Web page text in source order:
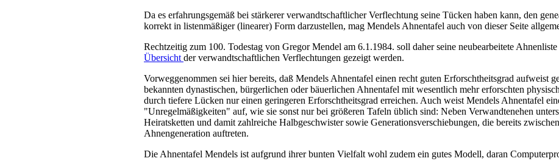
Da es erfahrungsgemäß bei stärkerer verwandtschaftlicher Verflechtung seine Tücken haben kann, den
korrekt in listenmäßiger (linearer) Form darzustellen, mag Mendels Ahnentafel auch von dieser Seite
Rechtzeitig zum 100. Todestag von Gregor Mendel am 6.1.1984. soll daher seine neubearbeitete
Übersicht der verwandtschaftlichen Verflechtungen gezeigt werden.
Vorweggenommen sei hier bereits, daß Mendels Ahnentafel einen recht guten Erforschtheitsgrad aufweist
bekannten dynastischen, bürgerlichen oder bäuerlichen Ahnentafel mit wesentlich mehr erforschten
durch tiefere Lücken nur einen geringeren Erforschtheitsgrad erreichen. Auch weist Mendels Ahnentafel
"Unregelmäßigkeiten" auf, wie sie sonst nur bei größeren Tafeln üblich sind: Neben Verwandtenehen
Heiratsketten und damit zahlreiche Halbgeschwister sowie Generationsverschiebungen, die bereits
Ahnengeneration auftreten.
Die Ahnentafel Mendels ist aufgrund ihrer bunten Vielfalt wohl zudem ein gutes Modell, daran